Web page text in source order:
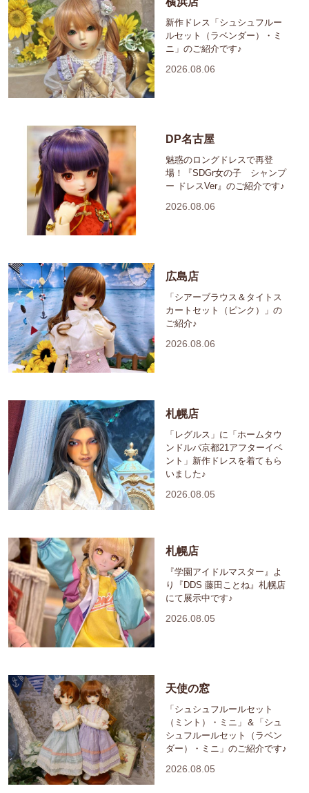
新作ドレス「シュシュフルー
ルセット（ラベンダー）・ミ
ニ」のご紹介です♪
2026.08.06
DP名古屋
魅惑のロングドレスで再登
場！『SDGr女の子 シャンプ
ー ドレスVer』のご紹介です♪
2026.08.06
広島店
「シアーブラウス＆タイトス
カートセット（ピンク）」の
ご紹介♪
2026.08.06
札幌店
「レグルス」に「ホームタウ
ンドルパ京都21アフターイベ
ント」新作ドレスを着てもら
いました♪
2026.08.05
札幌店
『学園アイドルマスター』よ
り『DDS 藤田ことね』札幌店
にて展示中です♪
2026.08.05
天使の窓
「シュシュフルールセット
（ミント）・ミニ」＆「シュ
シュフルールセット（ラベン
ダー）・ミニ」のご紹介です♪
2026.08.05